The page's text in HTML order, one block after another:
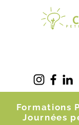
Formations
Journées